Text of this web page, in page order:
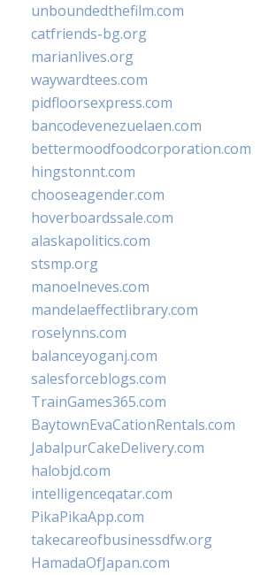
unboundedthefilm.com
catfriends-bg.org
marianlives.org
waywardtees.com
pidfloorsexpress.com
bancodevenezuelaen.com
bettermoodfoodcorporation.com
hingstonnt.com
chooseagender.com
hoverboardssale.com
alaskapolitics.com
stsmp.org
manoelneves.com
mandelaeffectlibrary.com
roselynns.com
balanceyoganj.com
salesforceblogs.com
TrainGames365.com
BaytownEvaCationRentals.com
JabalpurCakeDelivery.com
halobjd.com
intelligenceqatar.com
PikaPikaApp.com
takecareofbusinessdfw.org
HamadaOfJapan.com